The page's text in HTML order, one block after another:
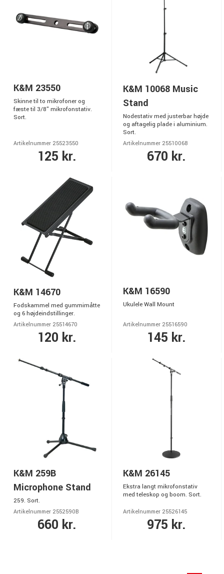
K&M 23550
Skinne til to mikrofoner og
fæste til 3/8" mikrofonstativ.
Sort.
Artikelnummer 25523550
125 kr.
K&M 10068 Music
Stand
Nodestativ med justerbar højde
og aftagelig plade i aluminium.
Sort.
Artikelnummer 25510068
670 kr.
K&M 14670
Fodskammel med gummimåtte
og 6 højdeindstillinger.
Artikelnummer 25514670
120 kr.
K&M 16590
Ukulele Wall Mount
Artikelnummer 25516590
145 kr.
K&M 259B
Microphone Stand
259. Sort.
Artikelnummer 2552590B
660 kr.
K&M 26145
Ekstra langt mikrofonstativ
med teleskop og boom. Sort.
Artikelnummer 25526145
975 kr.